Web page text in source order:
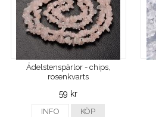
Ädelstenspärlor - chips,
rosenkvarts
59 kr
INFO KÖP